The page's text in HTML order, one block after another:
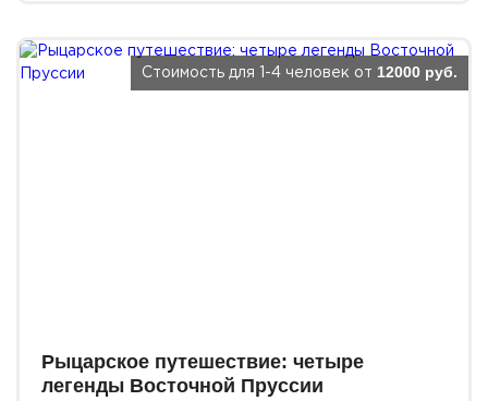
Рыцарское путешествие: четыре
легенды Восточной Пруссии
Стоимость для 1-4 человек от 12000 руб.